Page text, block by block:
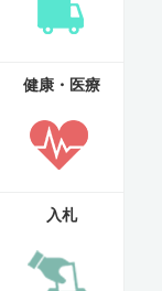
健康・医療
入札